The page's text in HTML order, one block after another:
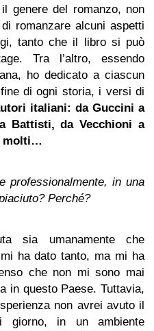
genere del romanzo, non
romanzare alcuni aspetti
tanto che il libro si può
Tra l’altro, essendo
ho dedicato a ciascun
di ogni storia, i versi di
italiani: da Guccini a
a Battisti, da Vecchioni a
molti…
professionalmente, in una
Perché?
sia umanamente che
ha dato tanto, ma mi ha
che non mi sono mai
in questo Paese. Tuttavia,
non avrei avuto il
giorno, in un ambiente